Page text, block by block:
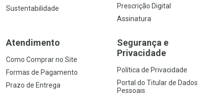
Sustentabilidade
Prescrição Digital
Assinatura
Atendimento
Como Comprar no Site
Formas de Pagamento
Prazo de Entrega
Segurança e
Privacidade
Política de Privacidade
Portal do Titular de Dados
Pessoais